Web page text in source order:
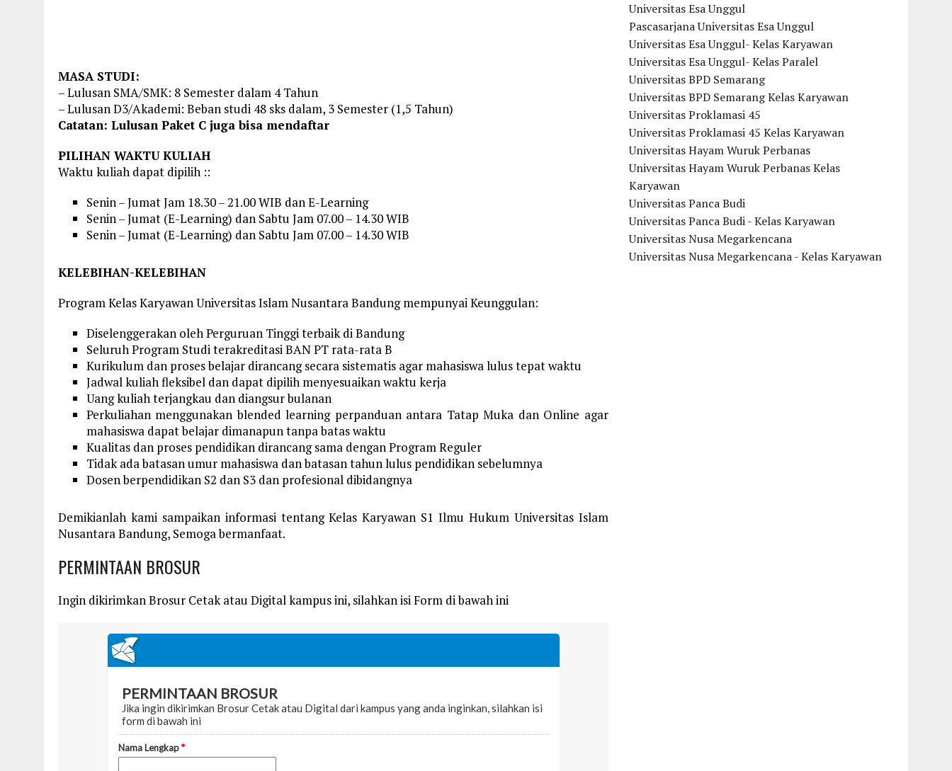
MASA STUDI:
– Lulusan SMA/SMK: 8 Semester dalam 4 Tahun
– Lulusan D3/Akademi: Beban studi 48 sks dalam, 3 Semester (1,5 Tahun)
Catatan: Lulusan Paket C juga bisa mendaftar
PILIHAN WAKTU KULIAH
Waktu kuliah dapat dipilih ::
Senin – Jumat Jam 18.30 – 21.00 WIB dan E-Learning
Senin – Jumat (E-Learning) dan Sabtu Jam 07.00 – 14.30 WIB
Senin – Jumat (E-Learning) dan Sabtu Jam 07.00 – 14.30 WIB
KELEBIHAN-KELEBIHAN
Program Kelas Karyawan Universitas Islam Nusantara Bandung mempunyai Keunggulan:
Diselenggerakan oleh Perguruan Tinggi terbaik di Bandung
Seluruh Program Studi terakreditasi BAN PT rata-rata B
Kurikulum dan proses belajar dirancang secara sistematis agar mahasiswa lulus tepat waktu
Jadwal kuliah fleksibel dan dapat dipilih menyesuaikan waktu kerja
Uang kuliah terjangkau dan diangsur bulanan
Perkuliahan menggunakan blended learning perpanduan antara Tatap Muka dan Online agar
mahasiswa dapat belajar dimanapun tanpa batas waktu
Kualitas dan proses pendidikan dirancang sama dengan Program Reguler
Tidak ada batasan umur mahasiswa dan batasan tahun lulus pendidikan sebelumnya
Dosen berpendidikan S2 dan S3 dan profesional dibidangnya
Demikianlah kami sampaikan informasi tentang Kelas Karyawan S1 Ilmu Hukum Universitas Islam
Nusantara Bandung, Semoga bermanfaat.
PERMINTAAN BROSUR
Ingin dikirimkan Brosur Cetak atau Digital kampus ini, silahkan isi Form di bawah ini
Universitas Esa Unggul
Pascasarjana Universitas Esa Unggul
Universitas Esa Unggul- Kelas Karyawan
Universitas Esa Unggul- Kelas Paralel
Universitas BPD Semarang
Universitas BPD Semarang Kelas Karyawan
Universitas Proklamasi 45
Universitas Proklamasi 45 Kelas Karyawan
Universitas Hayam Wuruk Perbanas
Universitas Hayam Wuruk Perbanas Kelas
Karyawan
Universitas Panca Budi
Universitas Panca Budi - Kelas Karyawan
Universitas Nusa Megarkencana
Universitas Nusa Megarkencana - Kelas Karyawan